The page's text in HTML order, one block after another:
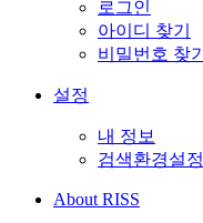
로그인
아이디 찾기
비밀번호 찾기
설정
내 정보
검색환경설정
About RISS